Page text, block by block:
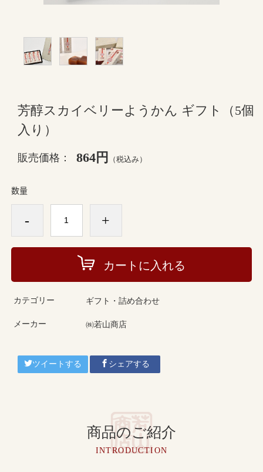
芳醇スカイベリーようかん ギフト（5個
入り）
販売価格： 864円 （税込み）
数量
- +
カートに入れる
カテゴリー ギフト・詰め合わせ
メーカー ㈱若山商店
ツイートする シェアする
商品のご紹介
INTRODUCTION